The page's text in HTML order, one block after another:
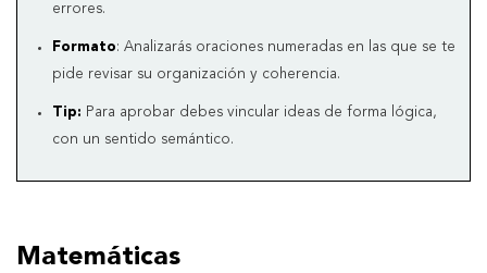
errores.
Formato: Analizarás oraciones numeradas en las que se te
pide revisar su organización y coherencia.
Tip: Para aprobar debes vincular ideas de forma lógica,
con un sentido semántico.
Matemáticas